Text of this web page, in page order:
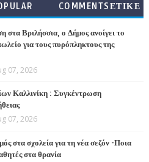
COMMENTSΕΤΙΚΕ
στα Βριλήσσια, ο Δήμος ανοίγει το
για τους πυρόπληκτους της
07, 2026
Καλλινίκη : Συγκέντρωση
07, 2026
στα σχολεία για τη νέα σεζόν -Ποια
στα θρανία